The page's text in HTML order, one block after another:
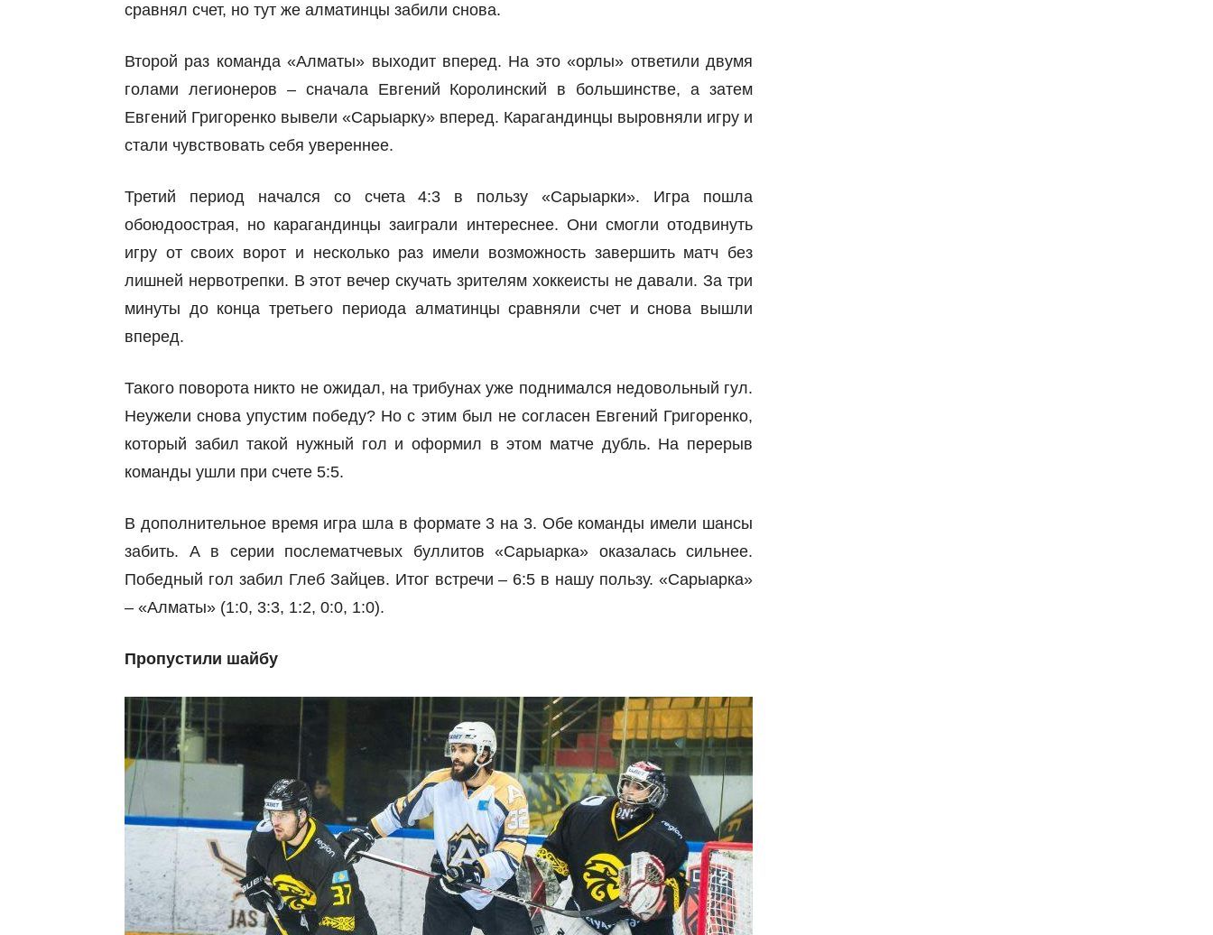
сравнял счет, но тут же алматинцы забили снова.
Второй раз команда «Алматы» выходит вперед. На это «орлы» ответили двумя
голами легионеров – сначала Евгений Королинский в большинстве, а затем
Евгений Григоренко вывели «Сарыарку» вперед. Карагандинцы выровняли игру и
стали чувствовать себя увереннее.
Третий период начался со счета 4:3 в пользу «Сарыарки». Игра пошла
обоюдоострая, но карагандинцы заиграли интереснее. Они смогли отодвинуть
игру от своих ворот и несколько раз имели возможность завершить матч без
лишней нервотрепки. В этот вечер скучать зрителям хоккеисты не давали. За три
минуты до конца третьего периода алматинцы сравняли счет и снова вышли
вперед.
Такого поворота никто не ожидал, на трибунах уже поднимался недовольный гул.
Неужели снова упустим победу? Но с этим был не согласен Евгений Григоренко,
который забил такой нужный гол и оформил в этом матче дубль. На перерыв
команды ушли при счете 5:5.
В дополнительное время игра шла в формате 3 на 3. Обе команды имели шансы
забить. А в серии послематчевых буллитов «Сарыарка» оказалась сильнее.
Победный гол забил Глеб Зайцев. Итог встречи – 6:5 в нашу пользу. «Сарыарка»
– «Алматы» (1:0, 3:3, 1:2, 0:0, 1:0).
Пропустили шайбу